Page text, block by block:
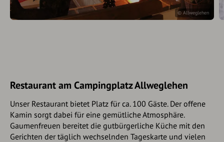
© Allweglehen
Restaurant am Campingplatz Allweglehen
Unser Restaurant bietet Platz für ca. 100 Gäste. Der offene
Kamin sorgt dabei für eine gemütliche Atmosphäre.
Gaumenfreuen bereitet die gutbürgerliche Küche mit den
Gerichten der täglich wechselnden Tageskarte und vielen